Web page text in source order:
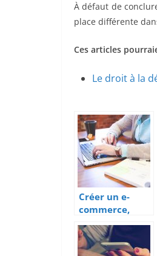
À défaut de
place différente
Ces articles
Le droit à la
Créer un e-
commerce,
démarche
administrative
s